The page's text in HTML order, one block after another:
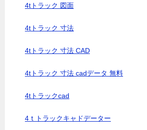
4tトラック 図面
4tトラック 寸法
4tトラック 寸法 CAD
4tトラック 寸法 cadデータ 無料
4tトラックcad
4ｔトラックキャドデーター